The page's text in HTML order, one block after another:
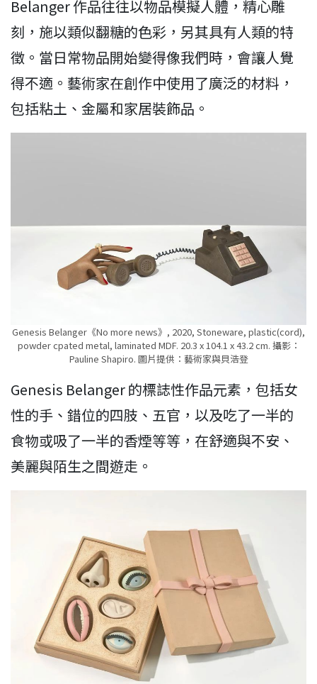
Belanger 作品往往以物品模擬人體，精心雕
刻，施以類似翻糖的色彩，另其具有人類的特
徵。當日常物品開始變得像我們時，會讓人覺
得不適。藝術家在創作中使用了廣泛的材料，
包括粘土、金屬和家居裝飾品。
Genesis Belanger《No more news》, 2020, Stoneware, plastic(cord),
powder cpated metal, laminated MDF. 20.3 x 104.1 x 43.2 cm. 攝影：
Pauline Shapiro. 圖片提供：藝術家與貝浩登
Genesis Belanger 的標誌性作品元素，包括女
性的手、錯位的四肢、五官，以及吃了一半的
食物或吸了一半的香煙等等，在舒適與不安、
美麗與陌生之間遊走。